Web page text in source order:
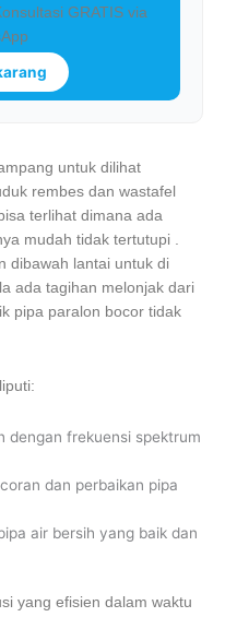
GRATIS via
untuk dilihat
rembes dan wastafel
terlihat dimana ada
mudah tidak tertutupi .
dibawah lantai untuk di
ada tagihan melonjak dari
pipa paralon bocor tidak
dengan frekuensi spektrum
dan perbaikan pipa
air bersih yang baik dan
yang efisien dalam waktu